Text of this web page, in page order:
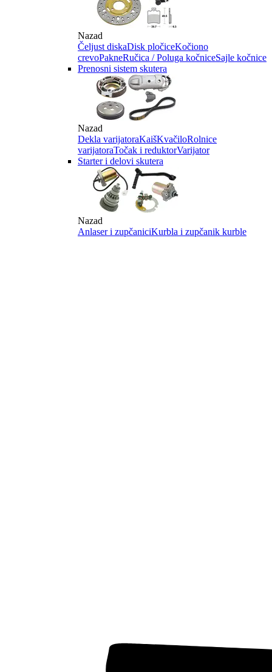
Nazad
Čeljust diskaDisk pločiceKočiono
crevoPakneRučica / Poluga kočniceSajle kočnice
Prenosni sistem skutera
Nazad
Dekla varijatoraKaišKvačiloRolnice
varijatoraTočak i reduktorVarijator
Starter i delovi skutera
Nazad
Anlaser i zupčaniciKurbla i zupčanik kurble